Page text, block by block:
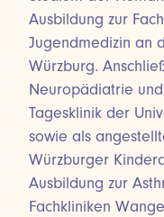
Ausbildung zur
Jugendmedizin an
Würzburg.
Neuropädiatrie
Tagesklinik der
sowie als
Würzburger
Ausbildung zur
Fachkliniken